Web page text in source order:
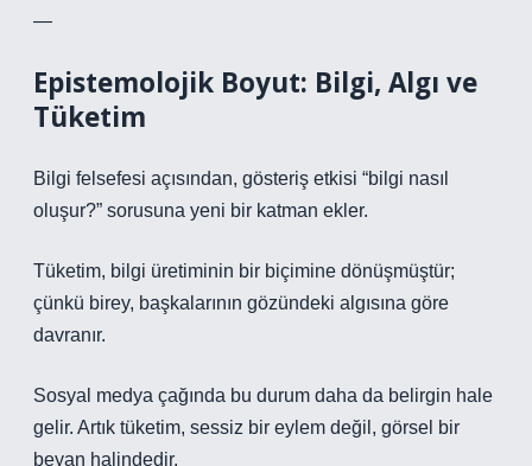
—
Epistemolojik Boyut: Bilgi, Algı ve
Tüketim
Bilgi felsefesi açısından, gösteriş etkisi “bilgi nasıl
oluşur?” sorusuna yeni bir katman ekler.
Tüketim, bilgi üretiminin bir biçimine dönüşmüştür;
çünkü birey, başkalarının gözündeki algısına göre
davranır.
Sosyal medya çağında bu durum daha da belirgin hale
gelir. Artık tüketim, sessiz bir eylem değil, görsel bir
beyan halindedir.